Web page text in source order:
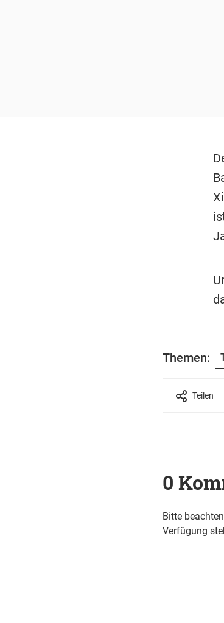
Themen:
Teilen
0
Bitte
Verfügung